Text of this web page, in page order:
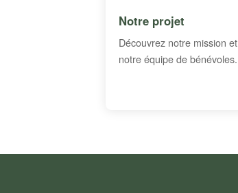
Notre projet
Découvrez notre mission et
notre équipe de bénévoles.